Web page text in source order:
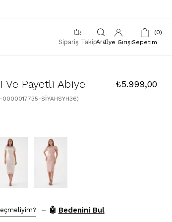
Sipariş Takip Üye GirişiSepetim
0
Ve Payetli Abiye ₺5.999,00
0000017735-SİYAHSYH36)
– 🤖 Bedenini Bul